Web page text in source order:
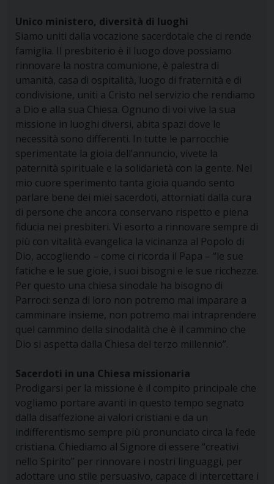
Unico ministero, diversità di luoghi
Siamo uniti dalla vocazione sacerdotale che ci rende
famiglia. Il presbiterio è il luogo dove possiamo
rinnovare la nostra comunione, è palestra di
umanità, casa di ospitalità, luogo di fraternità e di
condivisione, uniti a Cristo nel servizio che rendiamo
a Dio e alla sua Chiesa. Ognuno di voi vive la sua
missione in luoghi diversi, abita spazi dove le
necessità sono differenti. In tutte le parrocchie
sperimentate la gioia dell’annuncio, vivete la
paternità spirituale e la solidarietà con la gente. Nel
mio cuore sperimento tanta gioia quando sento
parlare bene dei miei sacerdoti, attorniati dalla cura
di persone che ancora conservano rispetto e piena
fiducia nei presbiteri. Vi esorto a rinnovare sempre di
più con vitalità evangelica la vicinanza al Popolo di
Dio, accogliendo – come ci ricorda il Papa – “le sue
fatiche e le sue gioie, i suoi bisogni e le sue ricchezze.
Per questo una chiesa sinodale ha bisogno di
Parroci: senza di loro non potremo mai imparare a
camminare insieme, non potremo mai intraprendere
quel cammino della sinodalità che è il cammino che
Dio si aspetta dalla Chiesa del terzo millennio”.
Sacerdoti in una Chiesa missionaria
Prodigarsi per la missione è il compito principale che
vogliamo portare avanti in questo tempo segnato
dalla disaffezione ai valori cristiani e da un
indifferentismo sempre più pronunciato circa la fede
cristiana. Chiediamo al Signore di essere “creativi
nello Spirito” per rinnovare i nostri linguaggi, per
adottare uno stile persuasivo, capace di intercettare i